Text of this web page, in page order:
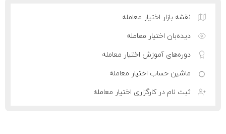
نقشه بازار اختیار معامله
دیده‌بان اختیار معامله
دوره‌های آموزش اختیار معامله
ماشین حساب اختیار معامله
ثبت نام در کارگزاری اختیار معامله